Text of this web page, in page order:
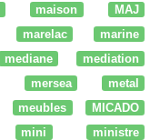
maison
MAJ
marelac
marine
mediane
mediation
mersea
metal
meubles
MICADO
mini
ministre